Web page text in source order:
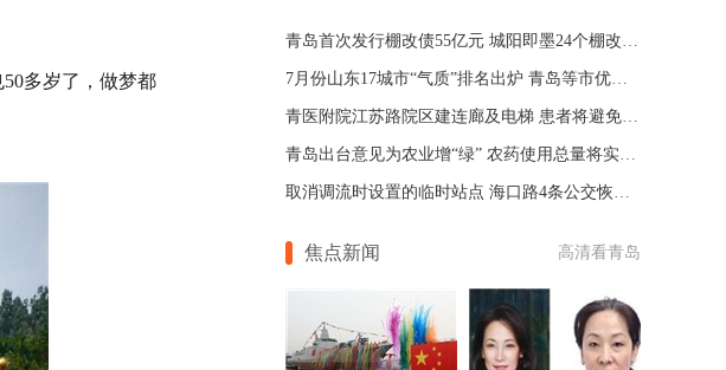
多岁了，做梦都
青岛首次发行棚改债55亿元 城阳即墨24个棚改项目受益
7月份山东17城市“气质”排名出炉 青岛等市优良率最好
青医附院江苏路院区建连廊及电梯 患者将避免露天转移
青岛出台意见为农业增“绿” 农药使用总量将实现零增长
取消调流时设置的临时站点 海口路4条公交恢复原线行驶
焦点新闻 高清看青岛